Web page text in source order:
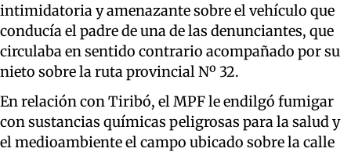
intimidatoria y amenazante sobre el vehículo que
conducía el padre de una de las denunciantes, que
circulaba en sentido contrario acompañado por su
nieto sobre la ruta provincial Nº 32.
En relación con Tiribó, el MPF le endilgó fumigar
con sustancias químicas peligrosas para la salud y
el medioambiente el campo ubicado sobre la calle